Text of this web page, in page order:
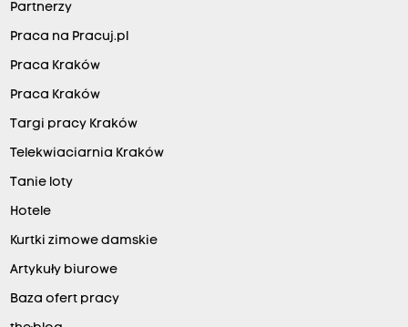
Partnerzy
Praca na Pracuj.pl
Praca Kraków
Praca Kraków
Targi pracy Kraków
Telekwiaciarnia Kraków
Tanie loty
Hotele
Kurtki zimowe damskie
Artykuły biurowe
Baza ofert pracy